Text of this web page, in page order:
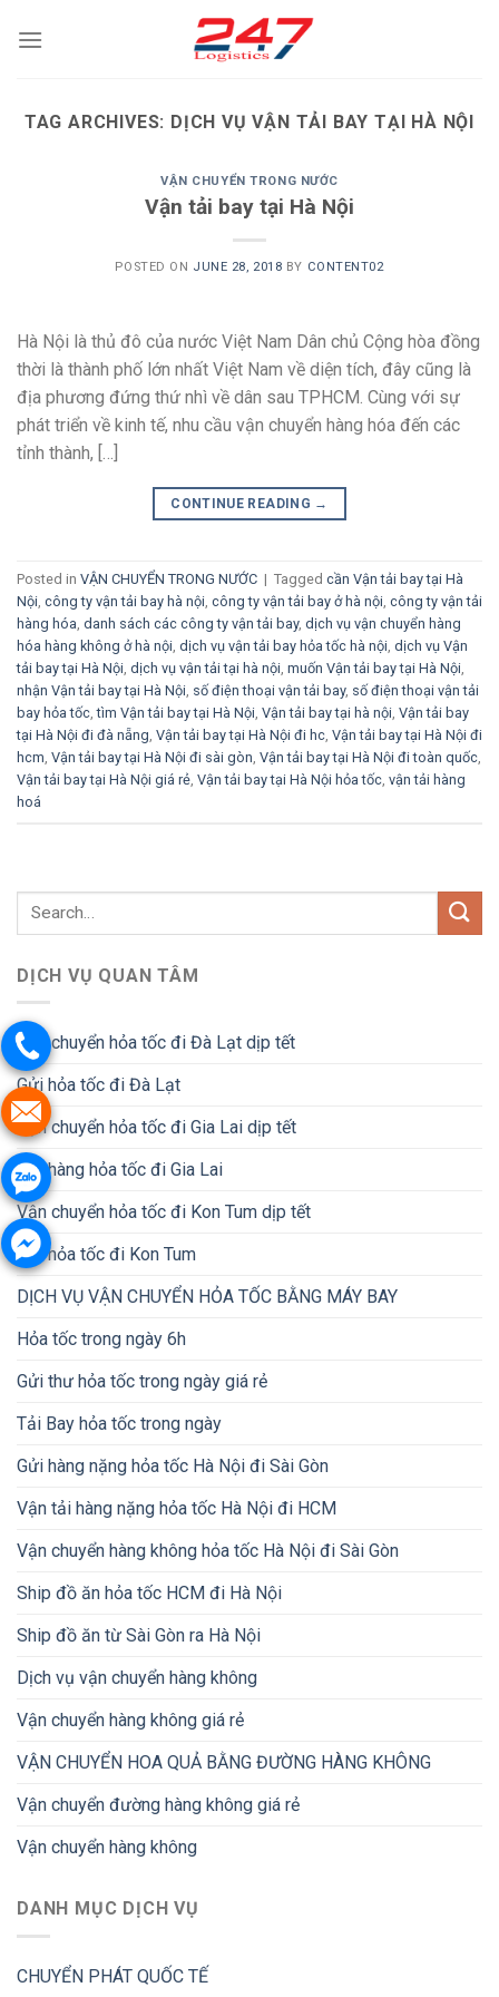
TAG ARCHIVES: DỊCH VỤ VẬN TẢI BAY TẠI HÀ NỘI
VẬN CHUYỂN TRONG NƯỚC
Vận tải bay tại Hà Nội
POSTED ON JUNE 28, 2018 BY CONTENT02
Hà Nội là thủ đô của nước Việt Nam Dân chủ Cộng hòa đồng
thời là thành phố lớn nhất Việt Nam về diện tích, đây cũng là
địa phương đứng thứ nhì về dân sau TPHCM. Cùng với sự
phát triển về kinh tế, nhu cầu vận chuyển hàng hóa đến các
tỉnh thành, […]
CONTINUE READING →
Posted in VẬN CHUYỂN TRONG NƯỚC | Tagged cần Vận tải bay tại Hà
Nội công ty vận tải bay hà nội công ty vận tải bay ở hà nội công ty vận tải
hàng hóa danh sách các công ty vận tải bay, dịch vụ vận chuyển hàng
hóa hàng không ở hà nội dịch vụ vận tải bay hỏa tốc hà nội dịch vụ Vận
tải bay tại Hà Nội dịch vụ vận tải tại hà nội muốn Vận tải bay tại Hà Nội
nhận Vận tải bay tại Hà Nội số điện thoại vận tải bay, số điện thoại vận tải
bay hỏa tốc ,tìm Vận tải bay tại Hà Nội Vận tải bay tại hà nội Vận tải bay
tại Hà Nội đi đà nẵng Vận tải bay tại Hà Nội đi hc Vận tải bay tại Hà Nội đi
hcm Vận tải bay tại Hà Nội đi sài gòn Vận tải bay tại Hà Nội đi toàn quốc
Vận tải bay tại Hà Nội giá rẻ Vận tải bay tại Hà Nội hỏa tốc vận tải hàng
hoá
DỊCH VỤ QUAN TÂM
Vận chuyển hỏa tốc đi Đà Lạt dịp tết
Gửi hỏa tốc đi Đà Lạt
Vận chuyển hỏa tốc đi Gia Lai dịp tết
Gửi hàng hỏa tốc đi Gia Lai
Vận chuyển hỏa tốc đi Kon Tum dịp tết
Gửi hỏa tốc đi Kon Tum
DỊCH VỤ VẬN CHUYỂN HỎA TỐC BẰNG MÁY BAY
Hỏa tốc trong ngày 6h
Gửi thư hỏa tốc trong ngày giá rẻ
Tải Bay hỏa tốc trong ngày
Gửi hàng nặng hỏa tốc Hà Nội đi Sài Gòn
Vận tải hàng nặng hỏa tốc Hà Nội đi HCM
Vận chuyển hàng không hỏa tốc Hà Nội đi Sài Gòn
Ship đồ ăn hỏa tốc HCM đi Hà Nội
Ship đồ ăn từ Sài Gòn ra Hà Nội
Dịch vụ vận chuyển hàng không
Vận chuyển hàng không giá rẻ
VẬN CHUYỂN HOA QUẢ BẰNG ĐƯỜNG HÀNG KHÔNG
Vận chuyển đường hàng không giá rẻ
Vận chuyển hàng không
DANH MỤC DỊCH VỤ
CHUYỂN PHÁT QUỐC TẾ